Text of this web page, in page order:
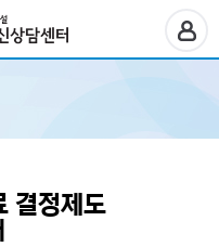
결정제도